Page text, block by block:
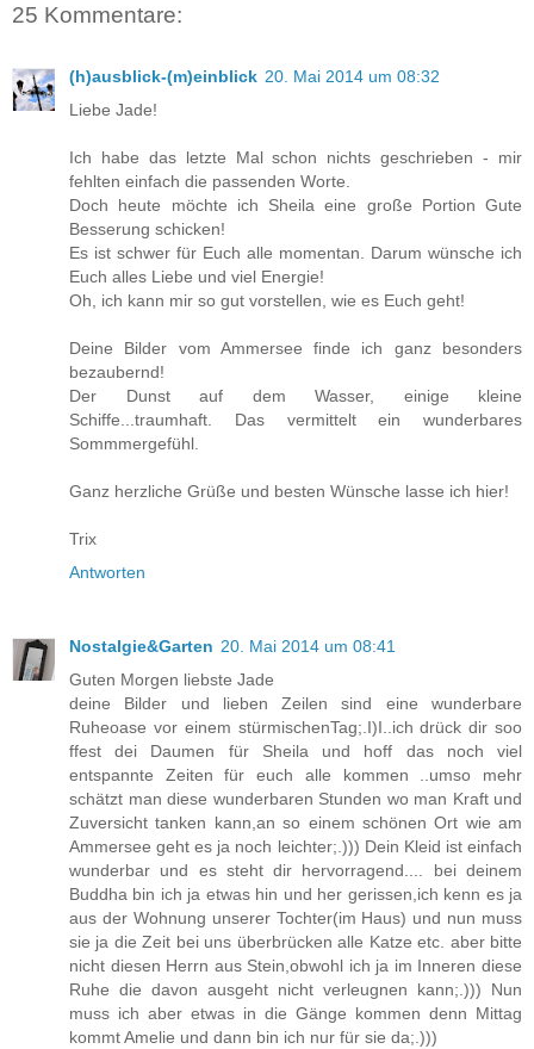
25 Kommentare:
(h)ausblick-(m)einblick 20. Mai 2014 um 08:32
Liebe Jade!
Ich habe das letzte Mal schon nichts geschrieben - mir
fehlten einfach die passenden Worte.
Doch heute möchte ich Sheila eine große Portion Gute
Besserung schicken!
Es ist schwer für Euch alle momentan. Darum wünsche ich
Euch alles Liebe und viel Energie!
Oh, ich kann mir so gut vorstellen, wie es Euch geht!
Deine Bilder vom Ammersee finde ich ganz besonders
bezaubernd!
Der Dunst auf dem Wasser, einige kleine
Schiffe...traumhaft. Das vermittelt ein wunderbares
Sommmergefühl.
Ganz herzliche Grüße und besten Wünsche lasse ich hier!
Trix
Antworten
Nostalgie&Garten 20. Mai 2014 um 08:41
Guten Morgen liebste Jade
deine Bilder und lieben Zeilen sind eine wunderbare
Ruheoase vor einem stürmischenTag;.I)I..ich drück dir soo
ffest dei Daumen für Sheila und hoff das noch viel
entspannte Zeiten für euch alle kommen ..umso mehr
schätzt man diese wunderbaren Stunden wo man Kraft und
Zuversicht tanken kann,an so einem schönen Ort wie am
Ammersee geht es ja noch leichter;.))) Dein Kleid ist einfach
wunderbar und es steht dir hervorragend.... bei deinem
Buddha bin ich ja etwas hin und her gerissen,ich kenn es ja
aus der Wohnung unserer Tochter(im Haus) und nun muss
sie ja die Zeit bei uns überbrücken alle Katze etc. aber bitte
nicht diesen Herrn aus Stein,obwohl ich ja im Inneren diese
Ruhe die davon ausgeht nicht verleugnen kann;.))) Nun
muss ich aber etwas in die Gänge kommen denn Mittag
kommt Amelie und dann bin ich nur für sie da;.)))